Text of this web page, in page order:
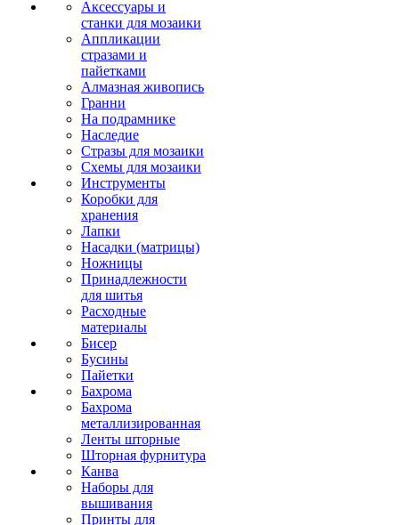
Аксессуары и
станки для мозаики
Аппликации
стразами и
пайетками
Алмазная живопись
Гранни
На подрамнике
Наследие
Стразы для мозаики
Схемы для мозаики
Инструменты
Коробки для
хранения
Лапки
Насадки (матрицы)
Ножницы
Принадлежности
для шитья
Расходные
материалы
Бисер
Бусины
Пайетки
Бахрома
Бахрома
металлизированная
Ленты шторные
Шторная фурнитура
Канва
Наборы для
вышивания
Принты для